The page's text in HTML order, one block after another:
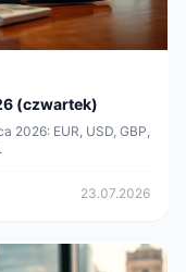
(czwartek)
2026: EUR, USD, GBP,
23.07.2026